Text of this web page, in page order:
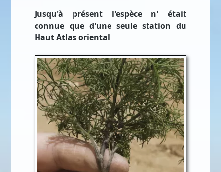
Jusqu'à présent l'espèce n' était
connue que d'une seule station du
Haut Atlas oriental